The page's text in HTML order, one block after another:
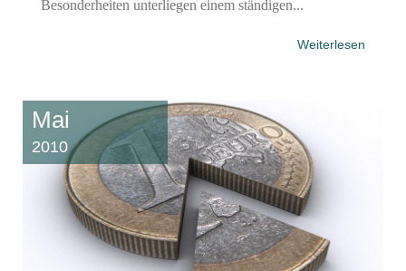
Besonderheiten unterliegen einem ständigen...
Weiterlesen
Mai
2010